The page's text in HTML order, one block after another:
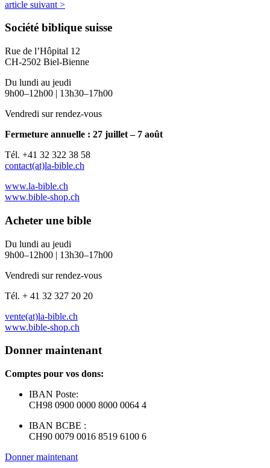
article suivant >
Société biblique suisse
Rue de l’Hôpital 12
CH-2502 Biel-Bienne
Du lundi au jeudi
9h00–12h00 | 13h30–17h00
Vendredi sur rendez-vous
Fermeture annuelle : 27 juillet – 7 août
Tél. +41 32 322 38 58
contact(at)la-bible.ch
www.la-bible.ch
www.bible-shop.ch
Acheter une bible
Du lundi au jeudi
9h00–12h00 | 13h30–17h00
Vendredi sur rendez-vous
Tél. + 41 32 327 20 20
vente(at)la-bible.ch
www.bible-shop.ch
Donner maintenant
Comptes pour vos dons:
IBAN Poste:
CH98 0900 0000 8000 0064 4
IBAN BCBE :
CH90 0079 0016 8519 6100 6
Donner maintenant